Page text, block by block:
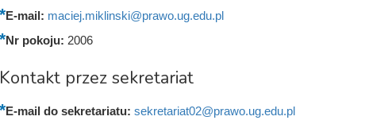
E-mail: maciej.miklinski@prawo.ug.edu.pl
Nr pokoju: 2006
Kontakt przez sekretariat
E-mail do sekretariatu: sekretariat02@prawo.ug.edu.pl